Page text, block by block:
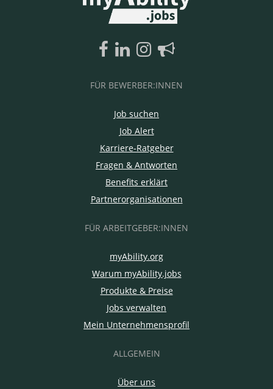
FÜR BEWERBER:INNEN
Job suchen
Job Alert
Karriere-Ratgeber
Fragen & Antworten
Benefits erklärt
Partnerorganisationen
FÜR ARBEITGEBER:INNEN
myAbility.org
Warum myAbility.jobs
Produkte & Preise
Jobs verwalten
Mein Unternehmensprofil
ALLGEMEIN
Über uns